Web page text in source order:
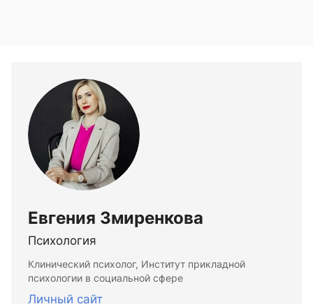
Евгения Змиренкова
Психология
Клинический психолог, Институт прикладной
психологии в социальной сфере
Личный сайт